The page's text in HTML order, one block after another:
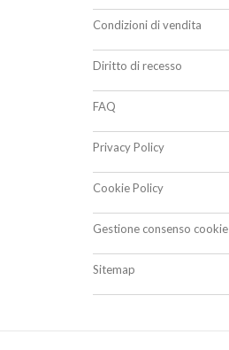
Condizioni di vendita
Diritto di recesso
FAQ
Privacy Policy
Cookie Policy
Gestione consenso cookie
Sitemap